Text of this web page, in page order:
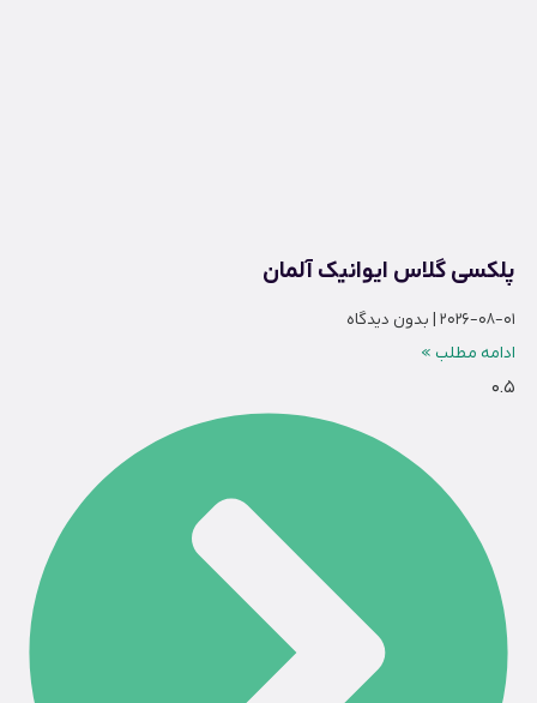
پلکسی‌ گلاس ایوانیک آلمان
2026-08-01 بدون دیدگاه
ادامه مطلب »